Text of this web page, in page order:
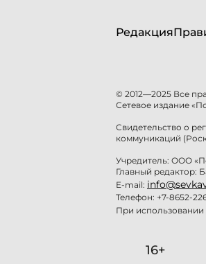
Редакция
© 2012—2025 Все
Сетевое издание
Свидетельство о
коммуникаций
Учредитель: ООО
Главный редактор:
E-mail:
Телефон: +7-8652-
При
16+